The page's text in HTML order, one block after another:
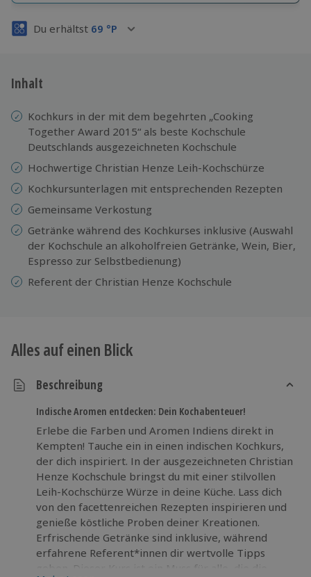
Volle Flexibilität
3 Jahre gültig & verlängerbar.
Du erhältst 69 °P
Inhalt
Kochkurs in der mit dem begehrten „Cooking
Together Award 2015“ als beste Kochschule
Deutschlands ausgezeichneten Kochschule
Hochwertige Christian Henze Leih-Kochschürze
Kochkursunterlagen mit entsprechenden Rezepten
Gemeinsame Verkostung
Getränke während des Kochkurses inklusive (Auswahl
der Kochschule an alkoholfreien Getränke, Wein, Bier,
Espresso zur Selbstbedienung)
Referent der Christian Henze Kochschule
Alles auf einen Blick
Beschreibung
Indische Aromen entdecken: Dein Kochabenteuer!
Erlebe die Farben und Aromen Indiens direkt in
Kempten! Tauche ein in einen indischen Kochkurs,
der dich inspiriert. In der ausgezeichneten Christian
Henze Kochschule bringst du mit einer stilvollen
Leih-Kochschürze Würze in deine Küche. Lass dich
von den facettenreichen Rezepten inspirieren und
genieße köstliche Proben deiner Kreationen.
Erfrischende Getränke sind inklusive, während
erfahrene Referent*innen dir wertvolle Tipps
geben. Dieser Kurs ist ein Muss für alle, die die